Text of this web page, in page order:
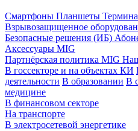
Смартфоны Планшеты
Взрывозащищенное
Безопасные решения (ИБ)
Аксессуары MIG
Партнёрская политика MIG
В госсекторе и на объектах КИ
деятельности В образовании В
медицине
В финансовом секторе
На транспорте
В электросетевой энергетике